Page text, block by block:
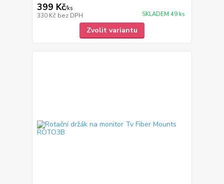
399 Kč/ks
330 Kč bez DPH SKLADEM 49 ks
Zvolit variantu